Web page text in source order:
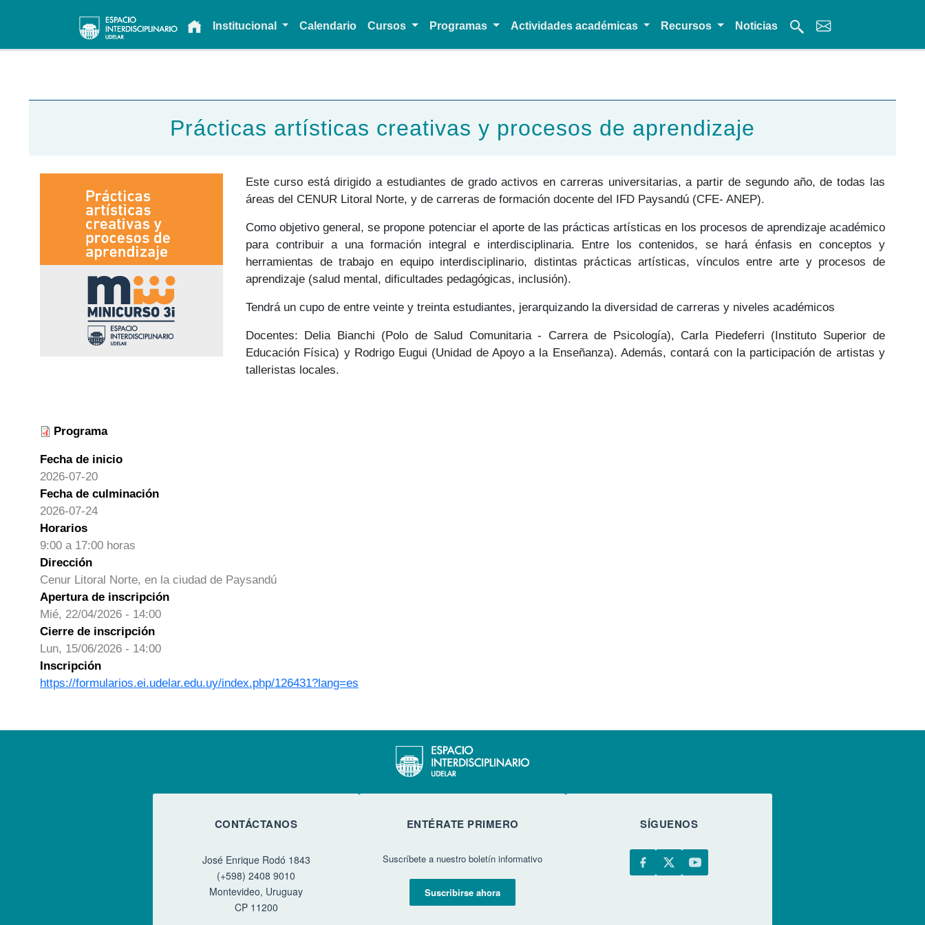
Main navigationInstitucional Calendario Cursos Programas Actividades académicas Recursos Noticias
Prácticas artísticas creativas y procesos de aprendizaje
Este curso está dirigido a estudiantes de grado activos en carreras universitarias, a partir de segundo año, de todas las
áreas del CENUR Litoral Norte, y de carreras de formación docente del IFD Paysandú (CFE- ANEP).
Como objetivo general, se propone potenciar el aporte de las prácticas artísticas en los procesos de aprendizaje académico
para contribuir a una formación integral e interdisciplinaria. Entre los contenidos, se hará énfasis en conceptos y
herramientas de trabajo en equipo interdisciplinario, distintas prácticas artísticas, vínculos entre arte y procesos de
aprendizaje (salud mental, dificultades pedagógicas, inclusión).
Tendrá un cupo de entre veinte y treinta estudiantes, jerarquizando la diversidad de carreras y niveles académicos
Docentes: Delia Bianchi (Polo de Salud Comunitaria - Carrera de Psicología), Carla Piedeferri (Instituto Superior de
Educación Física) y Rodrigo Eugui (Unidad de Apoyo a la Enseñanza). Además, contará con la participación de artistas y
talleristas locales.
Programa
Fecha de inicio
2026-07-20
Fecha de culminación
2026-07-24
Horarios
9:00 a 17:00 horas
Dirección
Cenur Litoral Norte, en la ciudad de Paysandú
Apertura de inscripción
Mié, 22/04/2026 - 14:00
Cierre de inscripción
Lun, 15/06/2026 - 14:00
Inscripción
https://formularios.ei.udelar.edu.uy/index.php/126431?lang=es
CONTÁCTANOS
José Enrique Rodó 1843
(+598) 2408 9010
Montevideo, Uruguay
CP 11200
ENTÉRATE PRIMERO
Suscríbete a nuestro boletín informativo
Suscribirse ahora
SÍGUENOS